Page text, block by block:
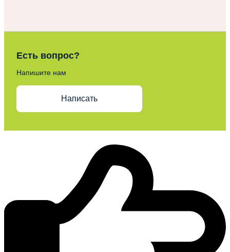
Есть вопрос?
Напишите нам
Написать